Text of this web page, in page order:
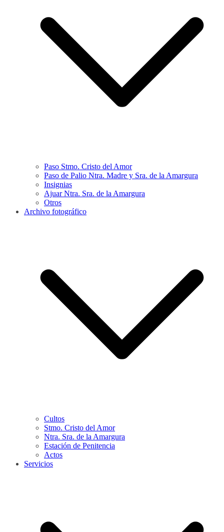
Paso Stmo. Cristo del Amor
Paso de Palio Ntra. Madre y Sra. de la Amargura
Insignias
Ajuar Ntra. Sra. de la Amargura
Otros
Archivo fotográfico
Cultos
Stmo. Cristo del Amor
Ntra. Sra. de la Amargura
Estación de Penitencia
Actos
Servicios